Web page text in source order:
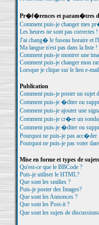
Pr�f�rences et param�tres
Comment puis-je changer mes
Les heures ne sont pas correctes !
J'ai chang� le fuseau horaire et
Ma langue n'est pas dans la liste !
Comment puis-je montrer une
Comment puis-je changer mon
Lorsque je clique sur le lien e-
Publication
Comment puis-je poster un sujet
Comment puis-je �diter ou
Comment puis-je ajouter une
Comment puis-je cr�er un
Comment puis-je �diter ou
Pourquoi ne puis-je pas
Pourquoi ne puis-je pas voter
Mise en forme et types de sujets
Qu'est-ce que le BBCode ?
Puis-je utiliser le HTML?
Que sont les smilies ?
Puis-je poster des Images?
Que sont les Annonces ?
Que sont les Post-it ?
Que sont les sujets de